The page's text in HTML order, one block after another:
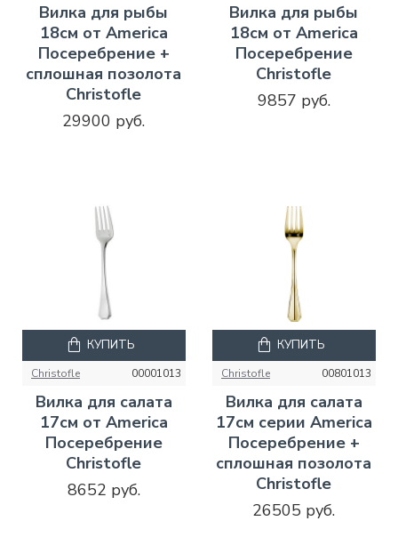
Вилка для рыбы
18см от America
Посеребрение +
сплошная позолота
Christofle
29900 руб.
Вилка для рыбы
18см от America
Посеребрение
Christofle
9857 руб.
Christofle 00001013
Вилка для салата
17см от America
Посеребрение
Christofle
8652 руб.
КУПИТЬ
Christofle 00801013
Вилка для салата
17см серии America
Посеребрение +
сплошная позолота
Christofle
26505 руб.
КУПИТЬ